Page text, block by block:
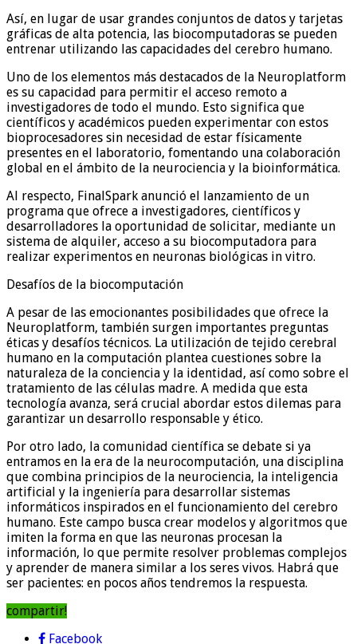
Así, en lugar de usar grandes conjuntos de datos y tarjetas
gráficas de alta potencia, las biocomputadoras se pueden
entrenar utilizando las capacidades del cerebro humano.
Uno de los elementos más destacados de la Neuroplatform
es su capacidad para permitir el acceso remoto a
investigadores de todo el mundo. Esto significa que
científicos y académicos pueden experimentar con estos
bioprocesadores sin necesidad de estar físicamente
presentes en el laboratorio, fomentando una colaboración
global en el ámbito de la neurociencia y la bioinformática.
Al respecto, FinalSpark anunció el lanzamiento de un
programa que ofrece a investigadores, científicos y
desarrolladores la oportunidad de solicitar, mediante un
sistema de alquiler, acceso a su biocomputadora para
realizar experimentos en neuronas biológicas in vitro.
Desafíos de la biocomputación
A pesar de las emocionantes posibilidades que ofrece la
Neuroplatform, también surgen importantes preguntas
éticas y desafíos técnicos. La utilización de tejido cerebral
humano en la computación plantea cuestiones sobre la
naturaleza de la conciencia y la identidad, así como sobre el
tratamiento de las células madre. A medida que esta
tecnología avanza, será crucial abordar estos dilemas para
garantizar un desarrollo responsable y ético.
Por otro lado, la comunidad científica se debate si ya
entramos en la era de la neurocomputación, una disciplina
que combina principios de la neurociencia, la inteligencia
artificial y la ingeniería para desarrollar sistemas
informáticos inspirados en el funcionamiento del cerebro
humano. Este campo busca crear modelos y algoritmos que
imiten la forma en que las neuronas procesan la
información, lo que permite resolver problemas complejos
y aprender de manera similar a los seres vivos. Habrá que
ser pacientes: en pocos años tendremos la respuesta.
compartir!
Facebook